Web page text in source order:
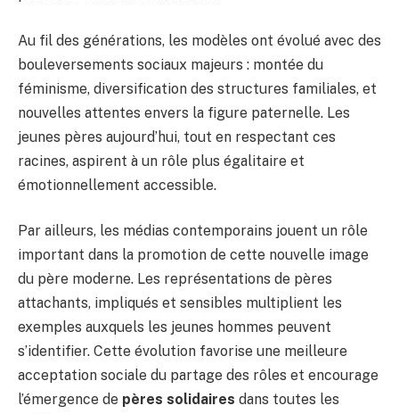
Au fil des générations, les modèles ont évolué avec des
bouleversements sociaux majeurs : montée du
féminisme, diversification des structures familiales, et
nouvelles attentes envers la figure paternelle. Les
jeunes pères aujourd’hui, tout en respectant ces
racines, aspirent à un rôle plus égalitaire et
émotionnellement accessible.
Par ailleurs, les médias contemporains jouent un rôle
important dans la promotion de cette nouvelle image
du père moderne. Les représentations de pères
attachants, impliqués et sensibles multiplient les
exemples auxquels les jeunes hommes peuvent
s’identifier. Cette évolution favorise une meilleure
acceptation sociale du partage des rôles et encourage
l’émergence de pères solidaires dans toutes les